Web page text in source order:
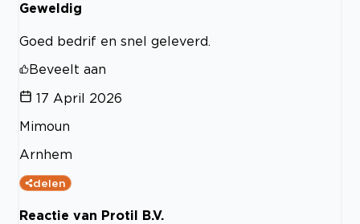
Geweldig
Goed bedrif en snel geleverd.
Beveelt aan
17 April 2026
Mimoun
Arnhem
delen
Reactie van Protil B.V.